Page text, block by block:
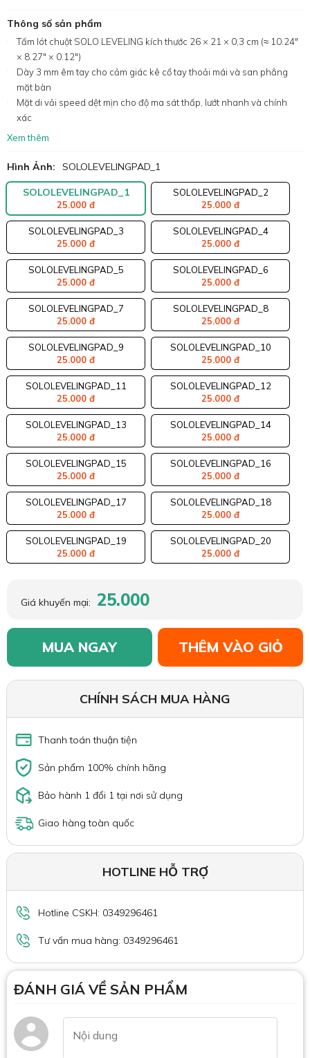
Thông số sản phẩm
Tấm lót chuột SOLO LEVELING kích thước 26 × 21 × 0,3 cm (≈ 10.24″
× 8.27″ × 0.12″)
Dày 3 mm êm tay cho cảm giác kê cổ tay thoải mái và san phẳng
mặt bàn
Mặt di vải speed dệt mịn cho độ ma sát thấp, lướt nhanh và chính
xác
Xem thêm
Hình Ảnh: SOLOLEVELINGPAD_1
SOLOLEVELINGPAD_1
25.000 đ
SOLOLEVELINGPAD_2
25.000 đ
SOLOLEVELINGPAD_3
25.000 đ
SOLOLEVELINGPAD_4
25.000 đ
SOLOLEVELINGPAD_5
25.000 đ
SOLOLEVELINGPAD_6
25.000 đ
SOLOLEVELINGPAD_7
25.000 đ
SOLOLEVELINGPAD_8
25.000 đ
SOLOLEVELINGPAD_9
25.000 đ
SOLOLEVELINGPAD_10
25.000 đ
SOLOLEVELINGPAD_11
25.000 đ
SOLOLEVELINGPAD_12
25.000 đ
SOLOLEVELINGPAD_13
25.000 đ
SOLOLEVELINGPAD_14
25.000 đ
SOLOLEVELINGPAD_15
25.000 đ
SOLOLEVELINGPAD_16
25.000 đ
SOLOLEVELINGPAD_17
25.000 đ
SOLOLEVELINGPAD_18
25.000 đ
SOLOLEVELINGPAD_19
25.000 đ
SOLOLEVELINGPAD_20
25.000 đ
Giá khuyến mại: 25.000
MUA NGAY THÊM VÀO GIỎ
CHÍNH SÁCH MUA HÀNG
Thanh toán thuận tiện
Sản phẩm 100% chính hãng
Bảo hành 1 đổi 1 tại nơi sử dụng
Giao hàng toàn quốc
HOTLINE HỖ TRỢ
Hotline CSKH: 0349296461
Tư vấn mua hàng: 0349296461
ĐÁNH GIÁ VỀ SẢN PHẨM